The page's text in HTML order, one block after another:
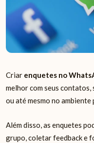
Criar enquetes no
melhor com seus contatos,
ou até mesmo no
Além disso, as enquetes
grupo, coletar feedback e